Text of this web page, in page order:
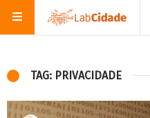
TAG: PRIVACIDADE